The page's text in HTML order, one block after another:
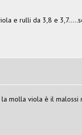
e rulli da 3,8 e
molla viola è il malossi